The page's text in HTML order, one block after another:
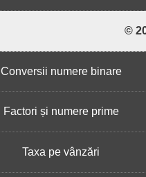
©
Conversii numere binare
Factori și numere prime
Taxa pe vânzări